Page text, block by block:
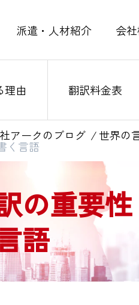
派遣・人材紹介 会
理由 翻訳料金表
アークのブログ 世界の
く言語
の重要
語